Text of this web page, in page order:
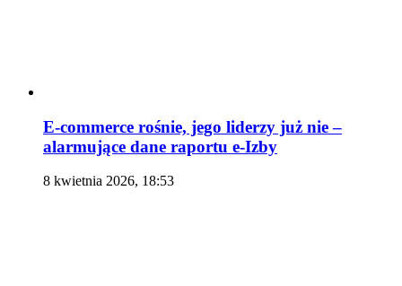
E-commerce rośnie, jego liderzy już nie –
alarmujące dane raportu e-Izby
8 kwietnia 2026, 18:53